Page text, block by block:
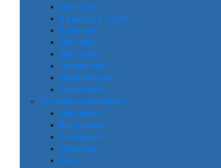
Для кухни
В ванную и туалет
В детскую
Для бани
Для сауны
Технические
Медицинские
Магнитные
Система открывания
Наружные
Внутренние
Распашные
Навесные
Купе